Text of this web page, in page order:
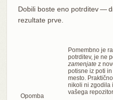
Dobili boste eno potrditev —
rezultate prve.
Opomba
Pomembno je
potrditev, je ne
zamenjatez
potisne iz poti
mesto.
nikoli ni zgodila
vašega